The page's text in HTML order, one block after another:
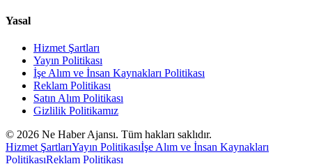
Yasal
Hizmet Şartları
Yayın Politikası
İşe Alım ve İnsan Kaynakları Politikası
Reklam Politikası
Satın Alım Politikası
Gizlilik Politikamız
© 2026 Ne Haber Ajansı. Tüm hakları saklıdır.
Hizmet ŞartlarıYayın Politikasıİşe Alım ve İnsan Kaynakları
PolitikasıReklam Politikası